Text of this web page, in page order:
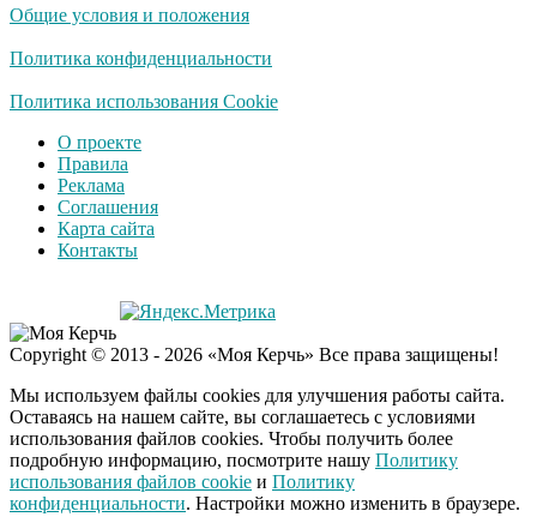
Плющенко отправляет
Азербайджан
Общие условия и положения
Политика конфиденциальности
Политика использования Cookie
О проекте
Правила
Реклама
Соглашения
Карта сайта
Контакты
Copyright © 2013 - 2026 «Моя Керчь» Все права защищены!
Мы используем файлы cookies для улучшения работы сайта.
Оставаясь на нашем сайте, вы соглашаетесь с условиями
использования файлов cookies. Чтобы получить более
подробную информацию, посмотрите нашу Политику
использования файлов cookie и Политику
конфиденциальности. Настройки можно изменить в браузере.